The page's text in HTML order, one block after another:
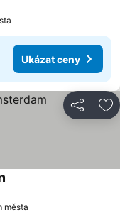
Ukázat ceny
Sdílet
města